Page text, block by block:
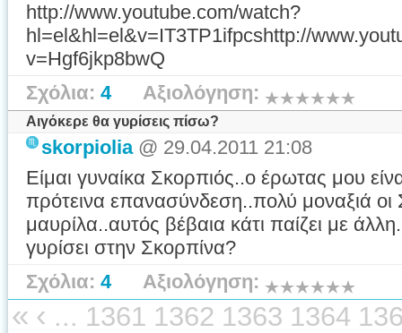
http://www.youtube.com/watch?
hl=el&hl=el&v=IT3TP1ifpcshttp://
v=Hgf6jkp8bwQ
Σχόλια: 4Αξιολόγηση:
Αιγόκερε θα γυρίσεις πίσω?
skorpiolia@ 29.04.2011 21:08
Είμαι γυναίκα Σκορπιός..ο έρωτας μου
πρότεινα επανασύνδεση..πολύ μοναξιά οι
μαυρίλα..αυτός βέβαια κάτι παίζει με
γυρίσει στην Σκορπίνα?
Σχόλια: 4Αξιολόγηση:
« ‹ ... 1361 1362 1363 1364